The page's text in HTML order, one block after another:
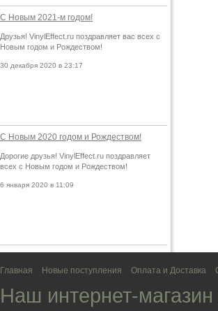
С Новым 2021-м годом!
Друзья! VinylEffect.ru поздравляет вас всех с
Новым годом и Рождеством!
30 декабря 2020 в 23:17
С Новым 2020 годом и Рождеством!
Дорогие друзья! VinylEffect.ru поздравляет
всех с Новым годом и Рождеством!
6 января 2020 в 11:09
Главная Новые поступления Оплата и Доставка
Наш интернет-